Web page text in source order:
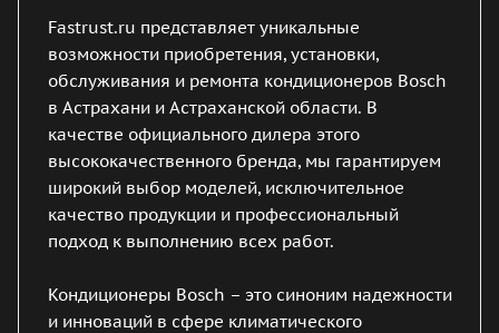
Fastrust.ru представляет уникальные
возможности приобретения, установки,
обслуживания и ремонта кондиционеров Bosch
в Астрахани и Астраханской области. В
качестве официального дилера этого
высококачественного бренда, мы гарантируем
широкий выбор моделей, исключительное
качество продукции и профессиональный
подход к выполнению всех работ.
Кондиционеры Bosch – это синоним надежности
и инноваций в сфере климатического